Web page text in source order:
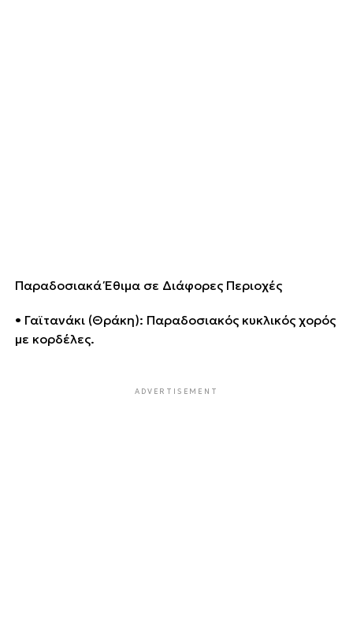
Παραδοσιακά Έθιμα σε Διάφορες Περιοχές
• Γαϊτανάκι (Θράκη): Παραδοσιακός κυκλικός χορός
με κορδέλες.
ADVERTISEMENT